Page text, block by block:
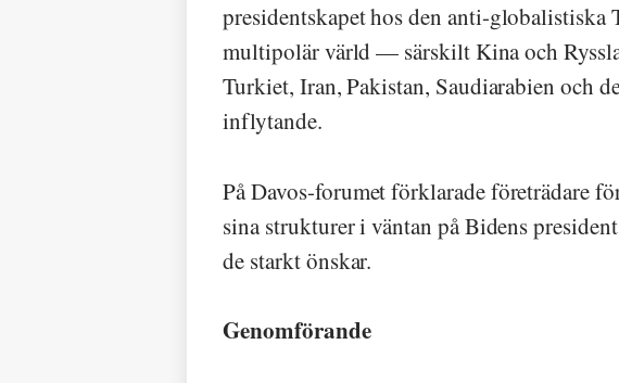
presidentskapet hos den anti-
multipolär värld — särskilt Kina och
Turkiet, Iran, Pakistan, Saudiarabien och
inflytande.
På Davos-forumet förklarade företrädare
sina strukturer i väntan på Bidens
de starkt önskar.
Genomförande